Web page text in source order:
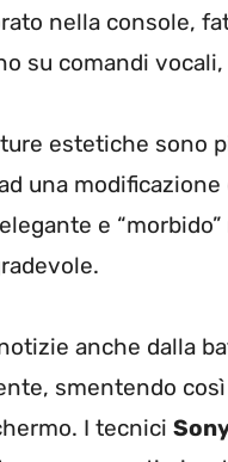
nella console,
su comandi
estetiche sono
una
e
anche dalla
smentendo
I tecnici